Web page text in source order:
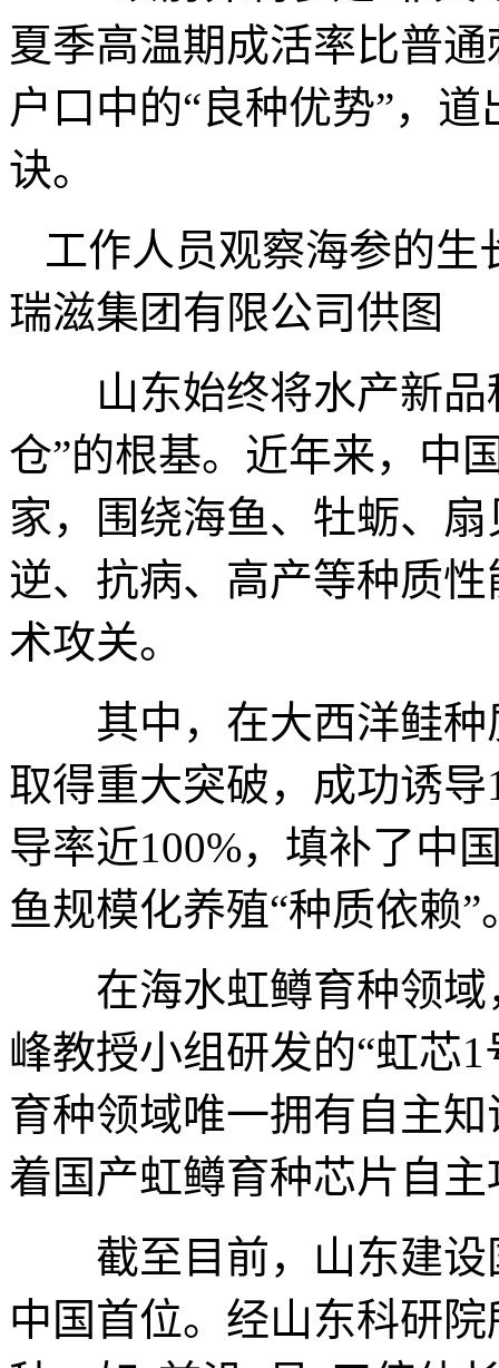
夏季高温期成活率比普
户口中的“良种优势”，
诀。
工作人员观察海参的
瑞滋集团有限公司供图
山东始终将水产新品
仓”的根基。近年来，中
家，围绕海鱼、牡蛎、
逆、抗病、高产等种质
术攻关。
其中，在大西洋鲑种
取得重大突破，成功诱
导率近100%，填补了中
鱼规模化养殖“种质依赖”
在海水虹鳟育种领域
峰教授小组研发的“虹芯
育种领域唯一拥有自主
着国产虹鳟育种芯片自
截至目前，山东建设
中国首位。经山东科研